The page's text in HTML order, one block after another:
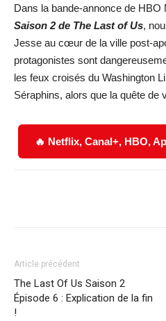
Dans la bande-annonce de HBO
Saison 2 de The Last of Us,
Jesse au cœur de la ville post-
protagonistes sont
les feux croisés du Washington
Séraphins, alors que la quête de
🔥 Netflix, Canal+, HBO,
Article précédent
The Last Of Us Saison 2
Épisode 6 : Explication de la fin
!